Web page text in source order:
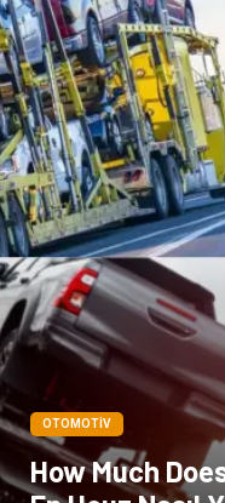
OTOMOTIV
How Much